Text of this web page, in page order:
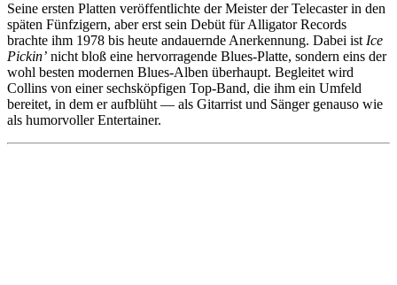
Seine ersten Platten veröffentlichte der Meister der Telecaster in den
späten Fünfzigern, aber erst sein Debüt für Alligator Records
brachte ihm 1978 bis heute andauernde Anerkennung. Dabei ist Ice
Pickin’ nicht bloß eine hervorragende Blues-Platte, sondern eins der
wohl besten modernen Blues-Alben überhaupt. Begleitet wird
Collins von einer sechsköpfigen Top-Band, die ihm ein Umfeld
bereitet, in dem er aufblüht — als Gitarrist und Sänger genauso wie
als humorvoller Entertainer.